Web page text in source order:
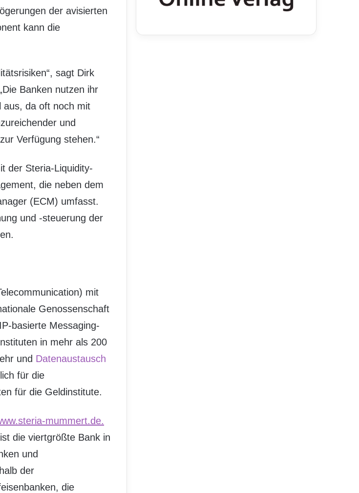
der avisierten
kann die
sagt Dirk
Banken nutzen ihr
aus, da oft noch mit
und
Verfügung stehen.“
der Steria-Liquidity-
die neben dem
(ECM) umfasst.
und -steuerung der
mit
Genossenschaft
basierte Messaging-
in mehr als 200
und Datenaustausch
für die
für die Geldinstitute.
mummert.de.
die viertgrößte Bank in
und
der
die